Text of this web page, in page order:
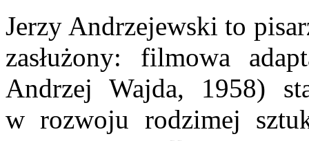
Jerzy Andrzejewski to
zasłużony: filmowa
Andrzej Wajda, 1958)
w rozwoju rodzimej